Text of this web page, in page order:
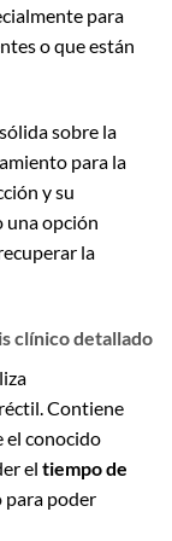
para
o que están
sobre la
para la
y su
una opción
la
clínico detallado
Contiene
el conocido
el tiempo de
para poder